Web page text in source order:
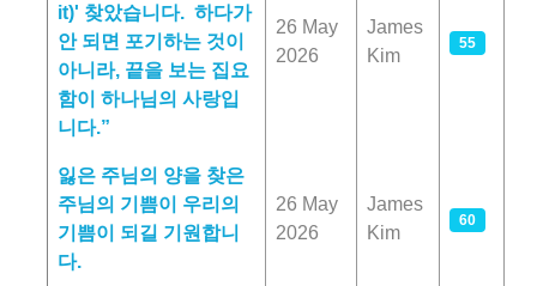
it)' 찾았습니다. 하다가
안 되면 포기하는 것이
아니라, 끝을 보는 집요
함이 하나님의 사랑입
니다.”
26 May
2026
James
Kim
55
잃은 주님의 양을 찾은
주님의 기쁨이 우리의
기쁨이 되길 기원합니
다.
26 May
2026
James
Kim
60